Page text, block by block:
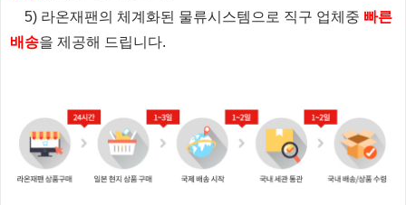
5) 라온재팬의 체계화된 물류시스템으로 직구 업체중 빠른
배송을 제공해 드립니다.